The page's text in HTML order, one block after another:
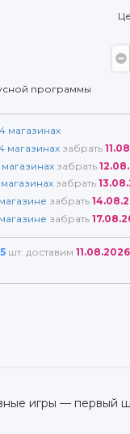
программы
магазинах
магазинах забрать
магазинах забрать
забрать
забрать
забрать
5 шт. доставим 11.08.2026
игры — первый